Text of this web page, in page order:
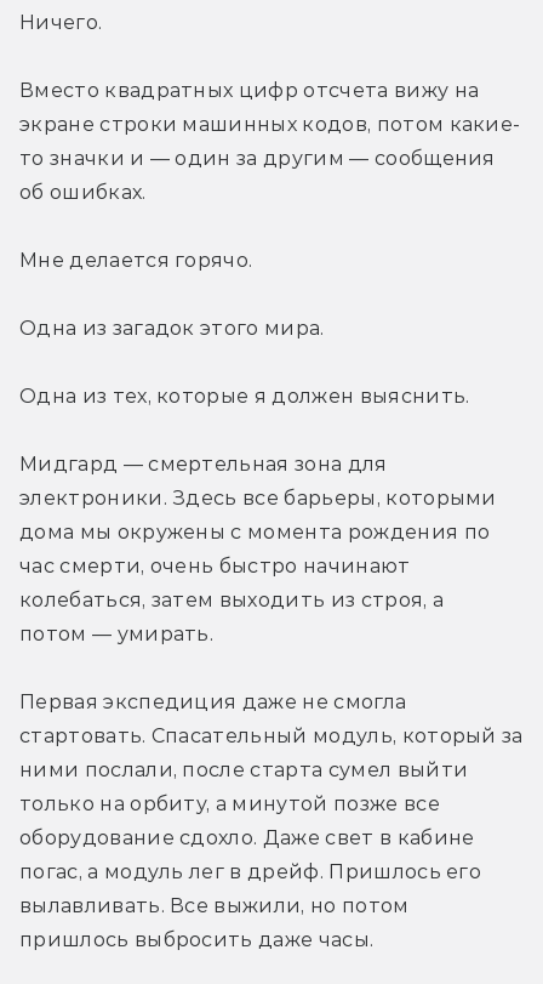
Ничего.
Вместо квадратных цифр отсчета вижу на
экране строки машинных кодов, потом какие-
то значки и — один за другим — сообщения
об ошибках.
Мне делается горячо.
Одна из загадок этого мира.
Одна из тех, которые я должен выяснить.
Мидгард — смертельная зона для
электроники. Здесь все барьеры, которыми
дома мы окружены с момента рождения по
час смерти, очень быстро начинают
колебаться, затем выходить из строя, а
потом — умирать.
Первая экспедиция даже не смогла
стартовать. Спасательный модуль, который за
ними послали, после старта сумел выйти
только на орбиту, а минутой позже все
оборудование сдохло. Даже свет в кабине
погас, а модуль лег в дрейф. Пришлось его
вылавливать. Все выжили, но потом
пришлось выбросить даже часы.